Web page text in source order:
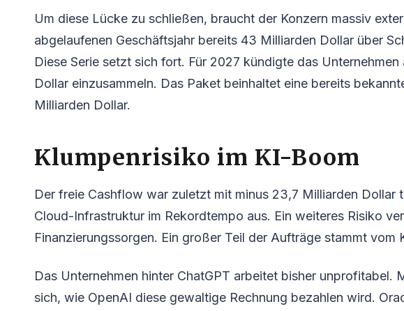
Um diese Lücke zu schließen, braucht der Konzern massiv
abgelaufenen Geschäftsjahr bereits 43 Milliarden Dollar über
Diese Serie setzt sich fort. Für 2027 kündigte das
Dollar einzusammeln. Das Paket beinhaltet eine bereits
Milliarden Dollar.
Klumpenrisiko im KI-Boom
Der freie Cashflow war zuletzt mit minus 23,7 Milliarden Dollar
Cloud-Infrastruktur im Rekordtempo aus. Ein weiteres Risiko
Finanzierungssorgen. Ein großer Teil der Aufträge stammt vom
Das Unternehmen hinter ChatGPT arbeitet bisher unprofitabel.
sich, wie OpenAI diese gewaltige Rechnung bezahlen wird.